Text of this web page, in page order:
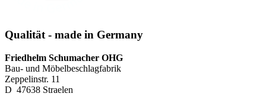
Qualität - made in Germany
Friedhelm Schumacher OHG
Bau- und Möbelbeschlagfabrik
Zeppelinstr. 11
D ­ 47638 Straelen